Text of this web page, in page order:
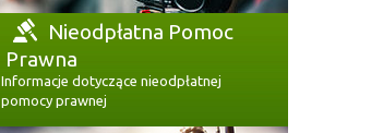
Nieodpłatna Pomoc
Prawna
Informacje dotyczące nieodpłatnej
pomocy prawnej